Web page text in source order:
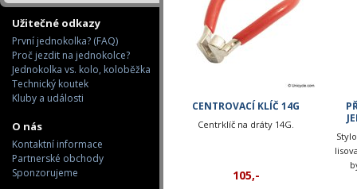
Užitečné odkazy
První jednokolka? (FAQ)
Proč jezdit na jednokolce?
Jednokolka vs. kolo, koloběžka
Technický koutek
Kluby a události
O nás
Kontaktní informace
Partnerské obchody
Sponzorujeme
CENTROVACÍ KLÍČ 14G
Centrklíč na dráty 14G.
105,-